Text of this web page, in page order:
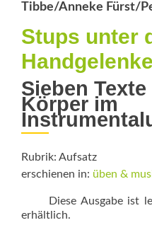
Tibbe/Anneke Fürst/
Stups unter
Handgelenke
Sieben
Körper im
Rubrik: Aufsatz
erschienen in: üben &
Diese Ausgabe ist
erhältlich.